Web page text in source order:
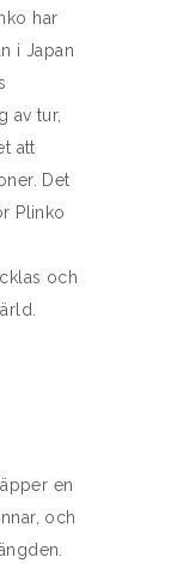
har
i Japan
av tur,
att
Det
Plinko
och
en
och